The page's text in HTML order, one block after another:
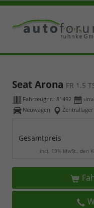
Seat Arona FR 1.5
Fahrzeugnr.: 81492
Neuwagen
Zentrallager
Gesamtpreis
incl. 19% MwSt., den